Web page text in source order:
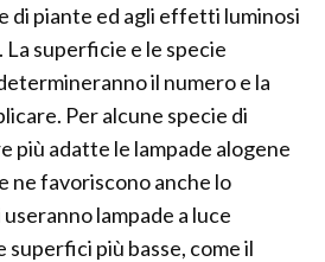
di piante ed agli effetti luminosi
superficie e le specie
il numero e la
Per alcune specie di
più adatte le lampade alogene
ne favoriscono anche lo
lampade a luce
più basse, come il